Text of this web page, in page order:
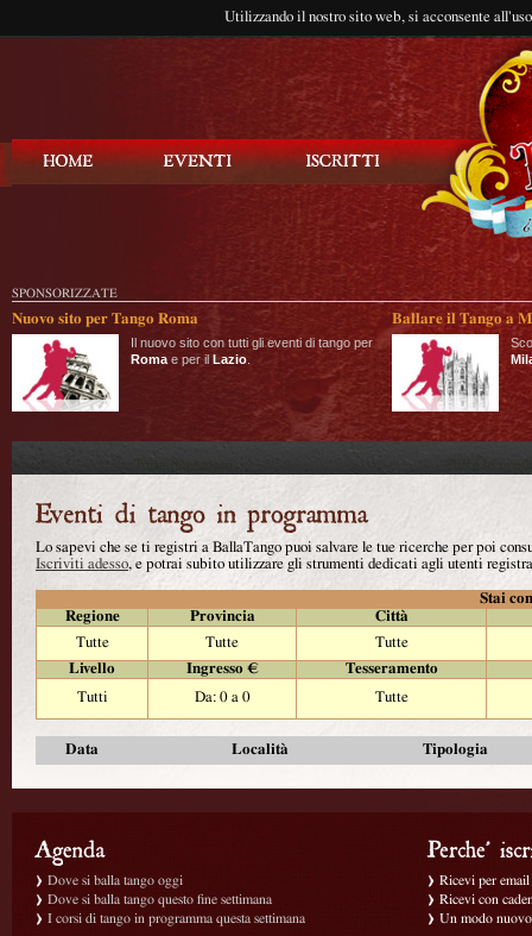
Utilizzando il nostro sito web, si acconsente
SPONSORIZZATE
Nuovo sito per Tango Roma
Il nuovo sito con tutti gli eventi di tango per
Roma e per il Lazio
Ballare il Tango a
Lo sapevi che se ti registri a BallaTango puoi salvare le tue ricerche per poi
Iscriviti adesso, e potrai subito utilizzare gli strumenti dedicati agli utenti
Stai
Regione
Provincia
Città
Tutte
Tutte
Tutte
Livello
Ingresso €
Tesseramento
Tutti
Da: 0 a 0 Tutte
Data Località Tipologia
Dove si balla tango oggi
Dove si balla tango questo fine settimana
I corsi di tango in programma questa settimana
Ricevi per
Ricevi con
Un modo